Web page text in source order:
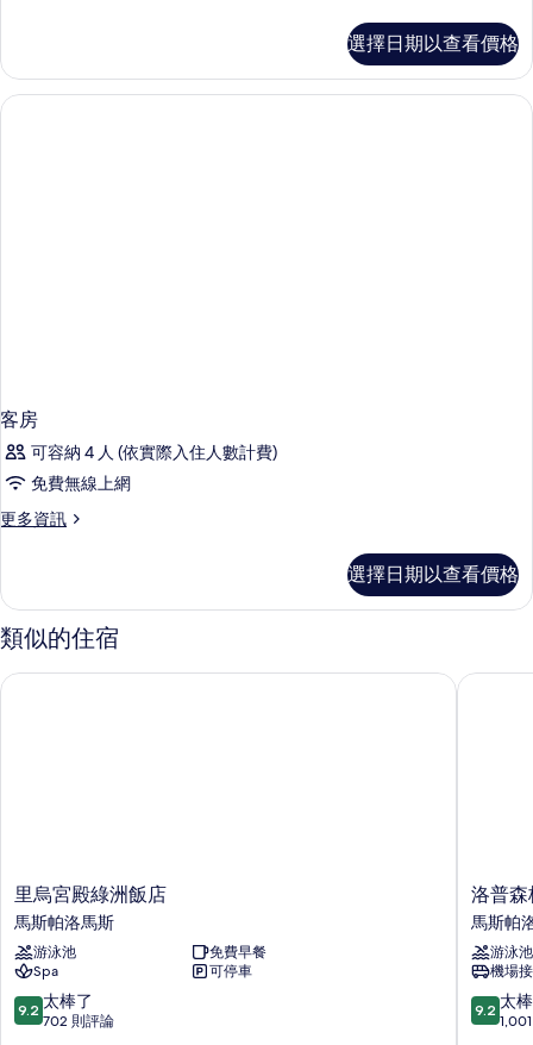
的
詳
情
選擇日期以查看價格
客房
可容納 4 人 (依實際入住人數計費)
免費無線上網
更多資訊
更
的
詳
情
選擇日期以查看價格
類似的住宿
里
烏
宮
殿
綠
洲
飯
里烏宮殿綠洲飯店
馬斯帕洛馬斯
游泳池
免費早餐
Spa
可停車
9.2
分，
9.2 太棒了
702 則評論
里烏宮殿綠洲飯店
洛
普
森
梅
羅
那
瑞
洛普森
馬斯帕
游泳池
機場
9.2
分，
9.2 太
洛普森